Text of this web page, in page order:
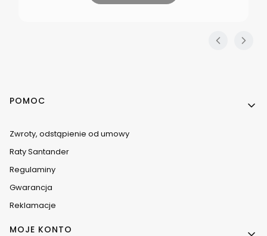
Linki w stopce
POMOC
Zwroty, odstąpienie od umowy
Raty Santander
Regulaminy
Gwarancja
Reklamacje
MOJE KONTO